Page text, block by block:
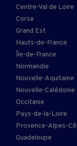
Centre-Val de Loire
Corse
Grand Est
Hauts-de-France
Île-de-France
Normandie
Nouvelle-Aquitaine
Nouvelle-Calédonie
Occitanie
Pays-de-la-Loire
Provence-Alpes-
Guadeloupe